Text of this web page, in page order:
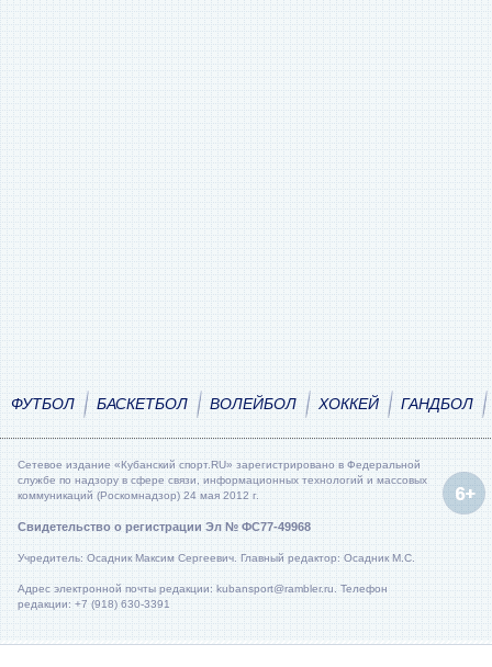
ФУТБОЛ БАСКЕТБОЛ ВОЛЕЙБОЛ ХОККЕЙ ГАНДБОЛ
Сетевое издание «Кубанский спорт.RU» зарегистрировано в Федеральной
службе по надзору в сфере связи, информационных технологий и массовых
коммуникаций (Роскомнадзор) 24 мая 2012 г.
Свидетельство о регистрации Эл № ФС77-49968
Учредитель: Осадник Максим Сергеевич. Главный редактор: Осадник М.С.
Адрес электронной почты редакции: kubansport@rambler.ru. Телефон
редакции: +7 (918) 630-3391